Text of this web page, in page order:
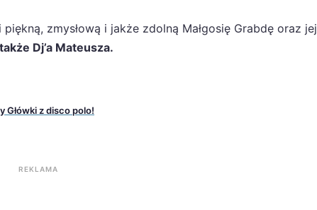
zmysłową i jakże zdolną Małgosię Grabdę oraz jej
Dj’a Mateusza.
Główki z disco polo!
REKLAMA